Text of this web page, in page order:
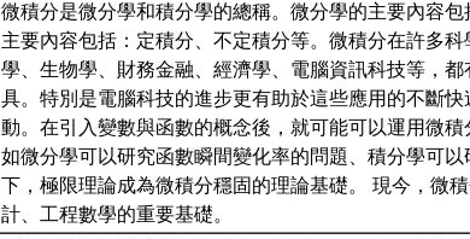
微積分是微分學和積分學的總稱。微分學的主要內容
主要內容包括：定積分、不定積分等。微積分在許多
學、生物學、財務金融、經濟學、電腦資訊科技等，
具。特別是電腦科技的進步更有助於這些應用的不斷
動。在引入變數與函數的概念後，就可能可以運用微
如微分學可以研究函數瞬間變化率的問題、積分學可
下，極限理論成為微積分穩固的理論基礎。 現今，微
計、工程數學的重要基礎。